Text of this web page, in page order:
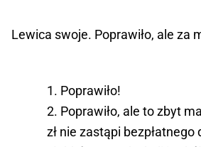
Lewica swoje. Poprawiło, ale za
1. Poprawiło!
2. Poprawiło, ale to zbyt
zł nie zastąpi bezpłatnego